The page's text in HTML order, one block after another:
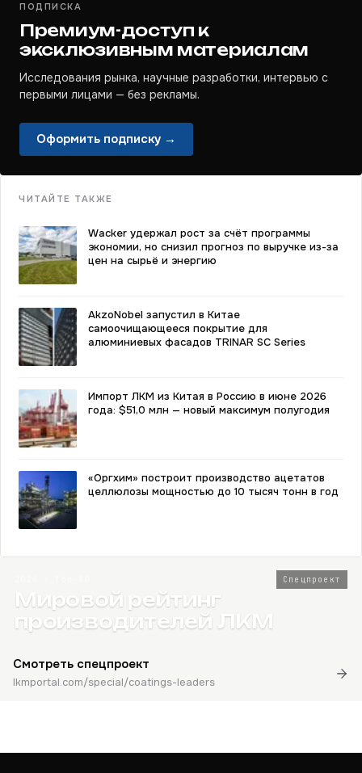
ПОДПИСКА
Премиум-доступ к
эксклюзивным материалам
Исследования рынка, научные разработки, интервью с
первыми лицами — без рекламы.
Оформить подписку →
ЧИТАЙТЕ ТАКЖЕ
Wacker удержал рост за счёт программы
экономии, но снизил прогноз по выручке из-за
цен на сырьё и энергию
AkzoNobel запустил в Китае
самоочищающееся покрытие для
алюминиевых фасадов TRINAR SC Series
Импорт ЛКМ из Китая в Россию в июне 2026
года: $51,0 млн — новый максимум полугодия
«Оргхим» построит производство ацетатов
целлюлозы мощностью до 10 тысяч тонн в год
Спецпроект
Мировой рейтинг
производителей ЛКМ
Смотреть спецпроект
lkmportal.com/special/coatings-leaders